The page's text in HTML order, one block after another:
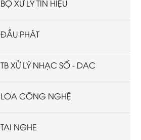
BỘ XỬ LÝ TÍN HIỆU
ĐẦU PHÁT
TB XỬ LÝ NHẠC SỐ - DAC
LOA CÔNG NGHỆ
TAI NGHE